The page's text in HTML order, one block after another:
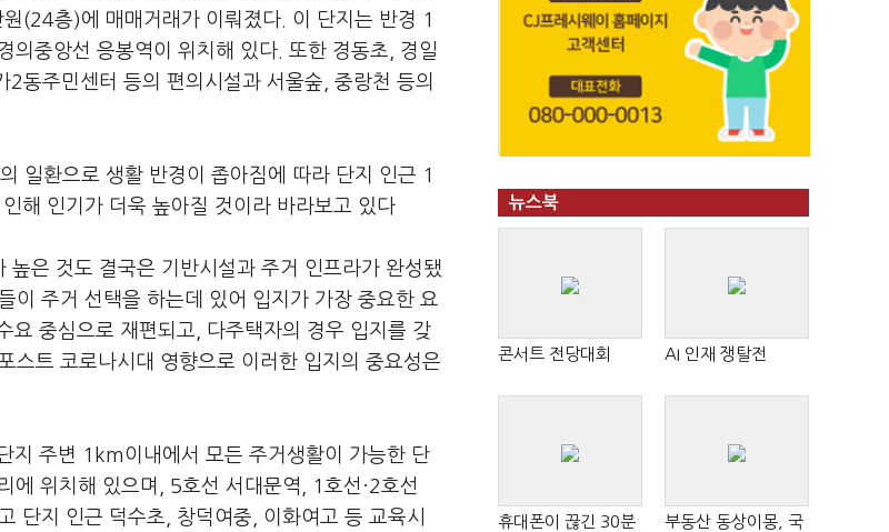
(24층)에 매매거래가 이뤄졌다. 이 단지는 반경 1
중앙선 응봉역이 위치해 있다. 또한 경동초, 경일
동주민센터 등의 편의시설과 서울숲, 중랑천 등의
일환으로 생활 반경이 좁아짐에 따라 단지 인근 1
해 인기가 더욱 높아질 것이라 바라보고 있다
높은 것도 결국은 기반시설과 주거 인프라가 완성됐
이 주거 선택을 하는데 있어 입지가 가장 중요한 요
요 중심으로 재편되고, 다주택자의 경우 입지를 갖
스트 코로나시대 영향으로 이러한 입지의 중요성은
지 주변 1km이내에서 모든 주거생활이 가능한 단
위치해 있으며, 5호선 서대문역, 1호선·2호선
단지 인근 덕수초, 창덕여중, 이화여고 등 교육시
뉴스북
콘서트 전당대회 AI 인재 쟁탈전
휴대폰이 끊긴 30분
부동산 동상이몽, 국